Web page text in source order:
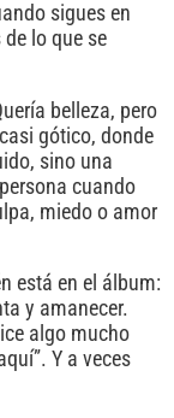
sigues en
lo que se
belleza, pero
gótico, donde
sino una
cuando
miedo o amor
está en el álbum:
y amanecer.
algo mucho
Y a veces